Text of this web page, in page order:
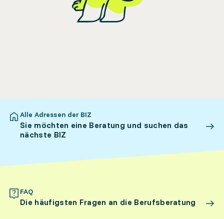
Alle Adressen der BIZ
Sie möchten eine Beratung und suchen das
nächste BIZ
FAQ
Die häufigsten Fragen an die Berufsberatung